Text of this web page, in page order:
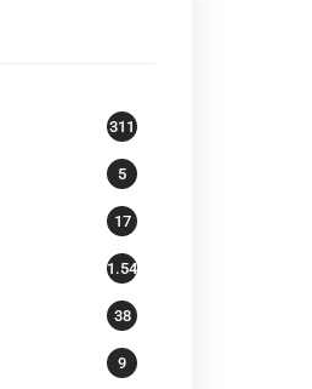
311
5
17
1.541
38
9